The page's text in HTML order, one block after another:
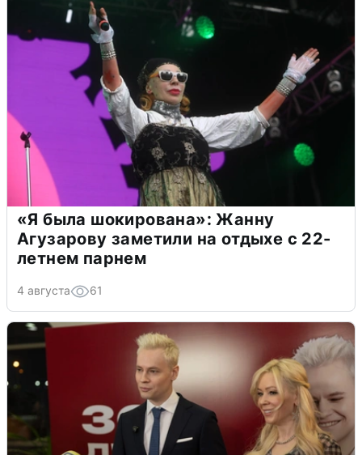
«Я была шокирована»: Жанну
Агузарову заметили на отдыхе с 22-
летнем парнем
4 августа 61